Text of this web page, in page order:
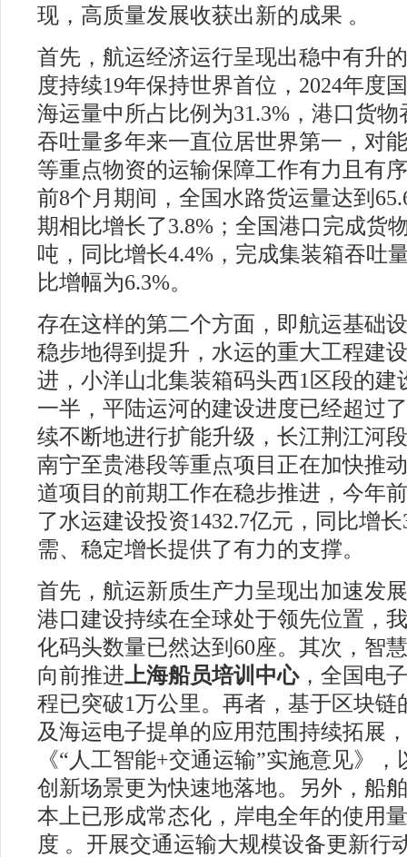
现，高质量发展收获出新的成果 。
首先，航运经济运行呈现出稳中有升
度持续19年保持世界首位，2024年度
海运量中所占比例为31.3%，港口货
吞吐量多年来一直位居世界第一，对
等重点物资的运输保障工作有力且有
前8个月期间，全国水路货运量达到
期相比增长了3.8%；全国港口完成货
吨，同比增长4.4%，完成集装箱吞吐
比增幅为6.3%。
存在这样的第二个方面，即航运基础
稳步地得到提升，水运的重大工程建
进，小洋山北集装箱码头西1区段的建
一半，平陆运河的建设进度已经超过
续不断地进行扩能升级，长江荆江河
南宁至贵港段等重点项目正在加快推
道项目的前期工作在稳步推进，今年
了水运建设投资1432.7亿元，同比增
需、稳定增长提供了有力的支撑。
首先，航运新质生产力呈现出加速发
港口建设持续在全球处于领先位置，
化码头数量已然达到60座。其次，智
向前推进上海船员培训中心，全国电
程已突破1万公里。再者，基于区块链
及海运电子提单的应用范围持续拓展
《“人工智能+交通运输”实施意见》
创新场景更为快速地落地。另外，船
本上已形成常态化，岸电全年的使用
度 。开展交通运输大规模设备更新行